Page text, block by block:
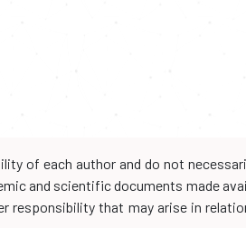
of each author and do not
and scientific documents made
responsibility that may arise in